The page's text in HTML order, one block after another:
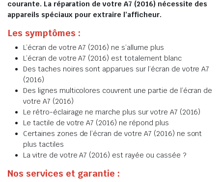
courante. La réparation de votre A7 (2016) nécessite des
appareils spéciaux pour extraire l’afficheur.
Les symptômes :
L’écran de votre A7 (2016) ne s’allume plus
L’écran de votre A7 (2016) est totalement blanc
Des taches noires sont apparues sur l’écran de votre A7
(2016)
Des lignes multicolores couvrent une partie de l’écran de
votre A7 (2016)
Le rétro-éclairage ne marche plus sur votre A7 (2016)
Le tactile de votre A7 (2016) ne répond plus
Certaines zones de l’écran de votre A7 (2016) ne sont
plus tactiles
La vitre de votre A7 (2016) est rayée ou cassée ?
Nos services et garantie :